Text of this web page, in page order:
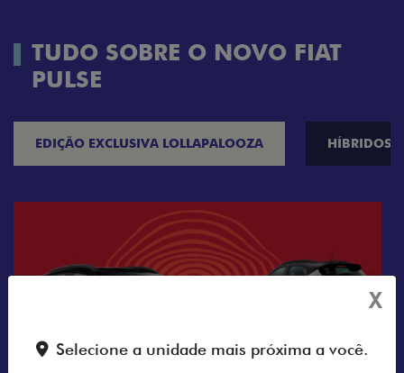
TUDO SOBRE O NOVO FIAT
PULSE
EDIÇÃO EXCLUSIVA LOLLAPALOOZA HÍBRIDOS
X
Selecione a unidade mais próxima a você.